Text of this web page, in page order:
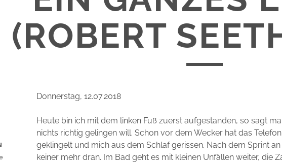
(ROBERT
Donnerstag, 12.07.2018
Heute bin ich mit dem linken Fuß zuerst aufgestanden, so sagt
nichts richtig gelingen will. Schon vor dem Wecker hat das
geklingelt und mich aus dem Schlaf gerissen. Nach dem Sprint
keiner mehr dran. Im Bad geht es mit kleinen Unfällen weiter, die